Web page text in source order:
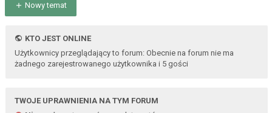
Nowy temat
KTO JEST ONLINE
Użytkownicy przeglądający to forum: Obecnie na forum nie ma
żadnego zarejestrowanego użytkownika i 5 gości
TWOJE UPRAWNIENIA NA TYM FORUM